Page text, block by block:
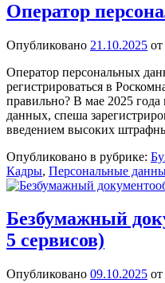
Оператор
Опубликовано 21.10.2025 от
Оператор персональных
регистрироваться в
правильно? В мае 2025
данных, спеша
введением высоких
Опубликовано в рубрике:
Кадры, Персональные
Безбумажный
5 сервисов)
Опубликовано 09.10.2025 от